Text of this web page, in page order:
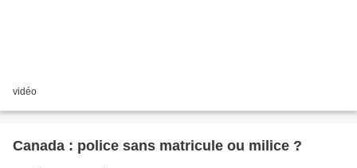
vidéo
Canada : police sans matricule ou milice ?